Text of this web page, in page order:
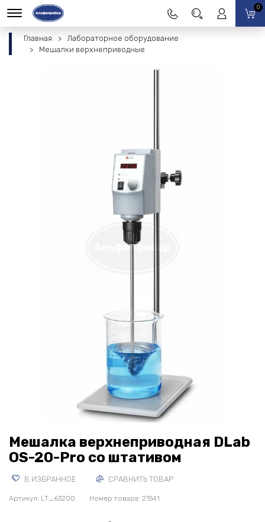
0
Главная
Лабораторное оборудование
Мешалки верхнеприводные
Мешалка верхнеприводная DLab
OS-20-Pro со штативом
В ИЗБРАННОЕ СРАВНИТЬ ТОВАР
Артикул: LT_63200 Номер товара: 21541